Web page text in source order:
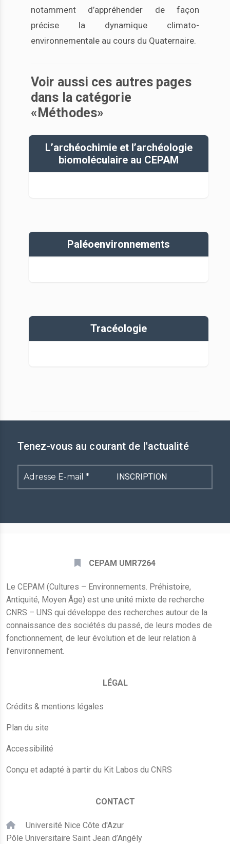
notamment d’appréhender de façon
précise la dynamique climato-
environnementale au cours du Quaternaire.
Voir aussi ces autres pages
dans la catégorie
«Méthodes»
L’archéochimie et l’archéologie
biomoléculaire au CEPAM
Paléoenvironnements
Tracéologie
Tenez-vous au courant de l'actualité
Adresse
E-
CEPAM UMR7264
Le CEPAM (Cultures – Environnements. Préhistoire,
Antiquité, Moyen Âge) est une unité mixte de recherche
CNRS – UNS qui développe des recherches autour de la
connaissance des sociétés du passé, de leurs modes de
fonctionnement, de leur évolution et de leur relation à
l’environnement.
LÉGAL
Crédits & mentions légales
Plan du site
Accessibilité
Conçu et adapté à partir du Kit Labos du CNRS
CONTACT
Université Nice Côte d'Azur
Pôle Universitaire Saint Jean d’Angély